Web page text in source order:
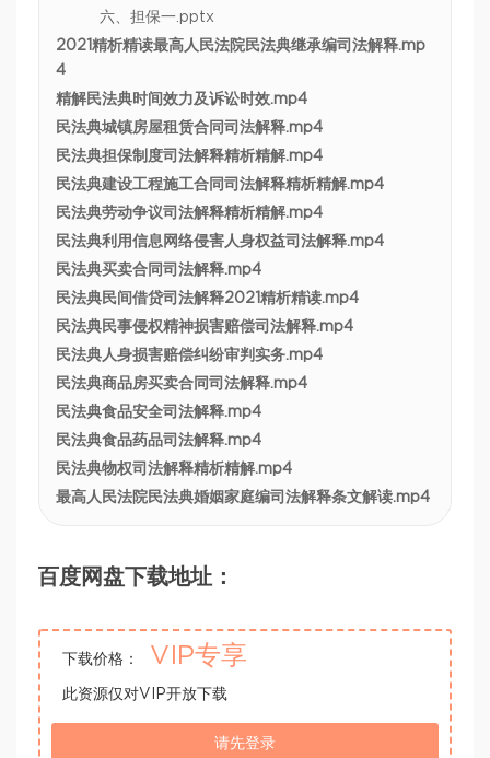
六、担保一.pptx
2021精析精读最高人民法院民法典继承编司法解释.mp
4
精解民法典时间效力及诉讼时效.mp4
民法典城镇房屋租赁合同司法解释.mp4
民法典担保制度司法解释精析精解.mp4
民法典建设工程施工合同司法解释精析精解.mp4
民法典劳动争议司法解释精析精解.mp4
民法典利用信息网络侵害人身权益司法解释.mp4
民法典买卖合同司法解释.mp4
民法典民间借贷司法解释2021精析精读.mp4
民法典民事侵权精神损害赔偿司法解释.mp4
民法典人身损害赔偿纠纷审判实务.mp4
民法典商品房买卖合同司法解释.mp4
民法典食品安全司法解释.mp4
民法典食品药品司法解释.mp4
民法典物权司法解释精析精解.mp4
最高人民法院民法典婚姻家庭编司法解释条文解读.mp4
百度网盘下载地址：
下载价格： VIP专享
此资源仅对VIP开放下载
请先登录